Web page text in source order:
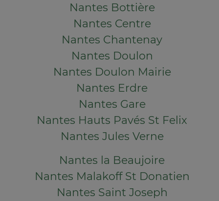
Nantes Bottière
Nantes Centre
Nantes Chantenay
Nantes Doulon
Nantes Doulon Mairie
Nantes Erdre
Nantes Gare
Nantes Hauts Pavés St Felix
Nantes Jules Verne
Nantes la Beaujoire
Nantes Malakoff St Donatien
Nantes Saint Joseph